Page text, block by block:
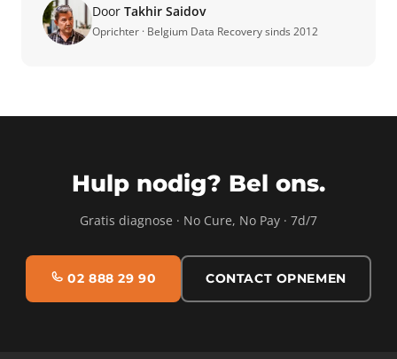
Door Takhir Saidov
Oprichter · Belgium Data Recovery sinds 2012
Hulp nodig? Bel ons.
Gratis diagnose · No Cure, No Pay · 7d/7
02 888 29 90 CONTACT OPNEMEN